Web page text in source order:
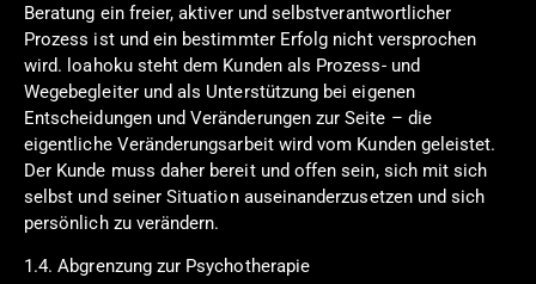
Beratung ein freier, aktiver und selbstverantwortlicher
Prozess ist und ein bestimmter Erfolg nicht versprochen
wird. loahoku steht dem Kunden als Prozess- und
Wegebegleiter und als Unterstützung bei eigenen
Entscheidungen und Veränderungen zur Seite – die
eigentliche Veränderungsarbeit wird vom Kunden geleistet.
Der Kunde muss daher bereit und offen sein, sich mit sich
selbst und seiner Situation auseinanderzusetzen und sich
persönlich zu verändern.
1.4. Abgrenzung zur Psychotherapie